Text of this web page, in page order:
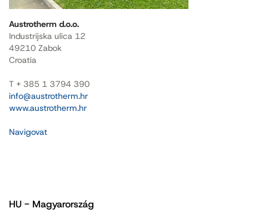
Austrotherm d.o.o.
Industrijska ulica 12
49210 Zabok
Croatia
T + 385 1 3794 390
info@austrotherm.hr
www.austrotherm.hr
Navigovat
HU - Magyarország